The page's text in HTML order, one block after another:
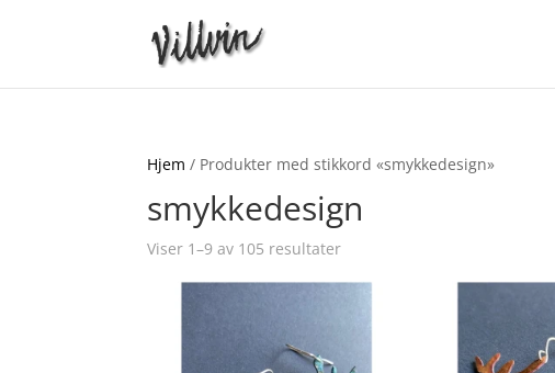
Hjem / Produkter med stikkord «smykkedesign»
smykkedesign
Viser 1–9 av 105 resultater